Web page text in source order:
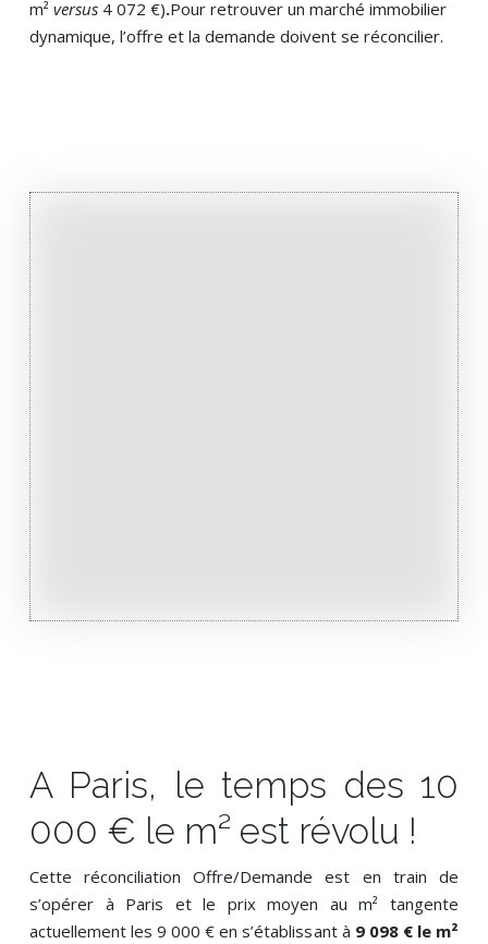
m² versus 4 072 €).Pour retrouver un marché immobilier
dynamique, l’offre et la demande doivent se réconcilier.
A Paris, le temps des 10
000 € le m² est révolu !
Cette réconciliation Offre/Demande est en train de
s’opérer à Paris et le prix moyen au m² tangente
actuellement les 9 000 € en s’établissant à 9 098 € le m²